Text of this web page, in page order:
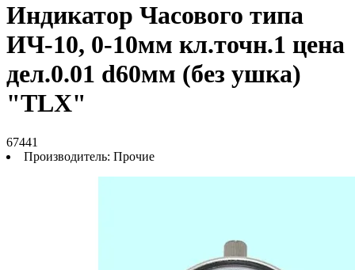
Индикатор Часового типа
ИЧ-10, 0-10мм кл.точн.1 цена
дел.0.01 d60мм (без ушка)
"TLX"
67441
Производитель: Прочие